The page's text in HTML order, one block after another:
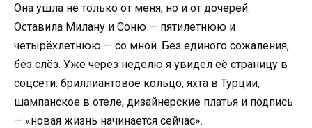
Она ушла не только от меня, но и от дочерей.
Оставила Милану и Соню — пятилетнюю и
четырёхлетнюю — со мной. Без единого сожаления,
без слёз. Уже через неделю я увидел её страницу в
соцсети: бриллиантовое кольцо, яхта в Турции,
шампанское в отеле, дизайнерские платья и подпись
— «новая жизнь начинается сейчас».